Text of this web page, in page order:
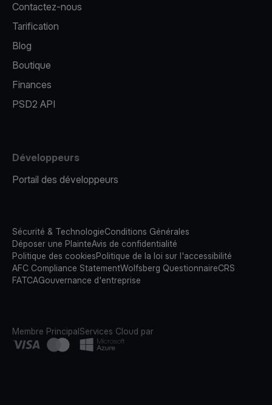
Contactez-nous
Tarification
Blog
Boutique
Finances
PSD2 API
Développeurs
Portail des développeurs
Sécurité & TechnologieConditions Générales
Déposer une PlainteAvis de confidentialité
Politique des cookiesPolitique de la loi sur l'accessibilité
AFC Compliance StatementWolfsberg QuestionnaireCRS
FATCAGouvernance d'entreprise
Membre PrincipalServices Cloud par